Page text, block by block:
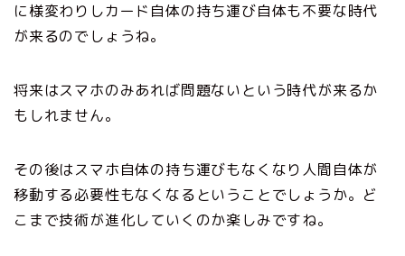
に様変わりしカード自体の持ち運び自体も不要な時代
が来るのでしょうね。
将来はスマホのみあれば問題ないという時代が来るか
もしれません。
その後はスマホ自体の持ち運びもなくなり人間自体が
移動する必要性もなくなるということでしょうか。ど
こまで技術が進化していくのか楽しみですね。